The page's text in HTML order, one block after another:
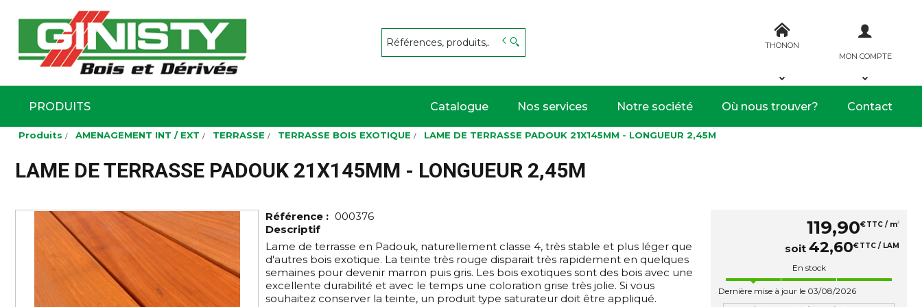
Aller
principal
THONON
MON COMPTE
PRODUITS Catalogue Nos services Notre société Où nous trouver? Contact
Produits AMENAGEMENT INT / EXT TERRASSE TERRASSE BOIS EXOTIQUE LAME DE TERRASSE PADOUK 21X145MM - LONGUEUR 2,45M
LAME DE TERRASSE PADOUK 21X145MM - LONGUEUR 2,45M
Référence : 000376
Descriptif
Lame de terrasse en Padouk, naturellement classe 4, très stable et plus léger que
d'autres bois exotique. La teinte très rouge disparait très rapidement en quelques
semaines pour devenir marron puis gris. Les bois exotiques sont des bois avec une
excellente durabilité et avec le temps une coloration grise très jolie. Si vous
souhaitez conserver la teinte, un produit type saturateur doit être appliqué.
119,90€TTC / m2
soit 42,60€TTC / LAM
En stock
Dernière mise à jour le 03/08/2026